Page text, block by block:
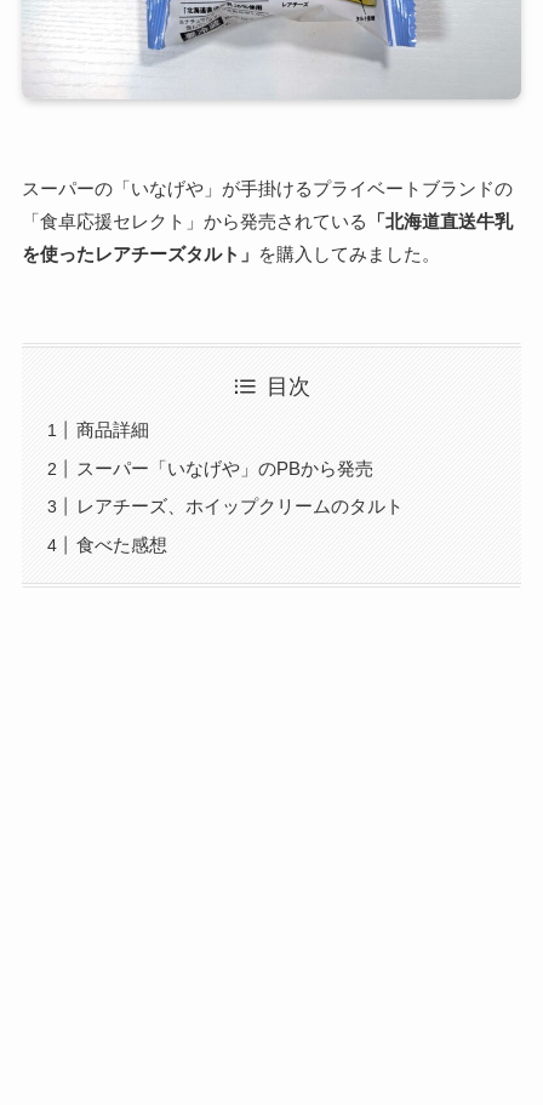
スーパーの「いなげや」が手掛けるプライベートブランドの
「食卓応援セレクト」から発売されている
「北海道直送牛乳
を使ったレアチーズタルト」 を購入してみました。
目次
商品詳細
スーパー「いなげや」のPBから発売
レアチーズ、ホイップクリームのタルト
食べた感想